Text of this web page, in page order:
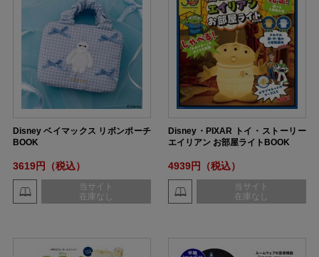
Disney ベイマックス リボンポーチ
BOOK
3619円（税込）
当サイト
在庫なし
Disney・PIXAR トイ・ストーリー
エイリアン お部屋ライトBOOK
4939円（税込）
当サイト
在庫なし